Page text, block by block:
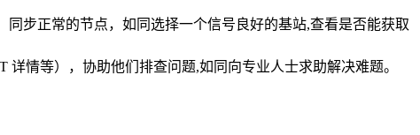
步正常的节点，如同选择一个信号良好的基站,查看是否能获取
情等），协助他们排查问题,如同向专业人士求助解决难题。